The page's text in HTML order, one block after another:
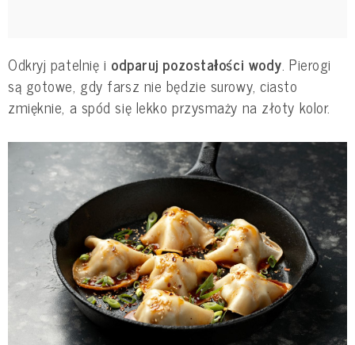
Odkryj patelnię i odparuj pozostałości wody. Pierogi
są gotowe, gdy farsz nie będzie surowy, ciasto
zmięknie, a spód się lekko przysmaży na złoty kolor.